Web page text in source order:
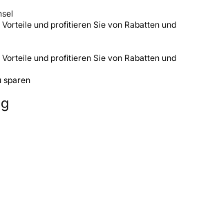
und profitieren Sie von Rabatten und
und profitieren Sie von Rabatten und
sparen